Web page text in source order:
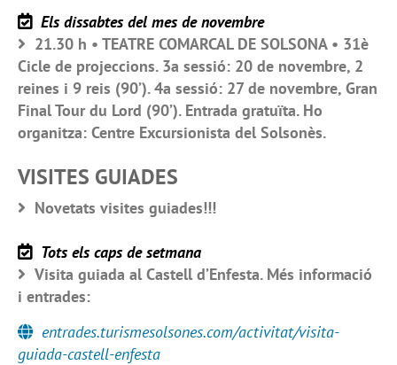
Els dissabtes del mes de novembre
21.30 h • TEATRE COMARCAL DE SOLSONA • 31è
Cicle de projeccions. 3a sessió: 20 de novembre, 2
reines i 9 reis (90’). 4a sessió: 27 de novembre, Gran
Final Tour du Lord (90’). Entrada gratuïta. Ho
organitza: Centre Excursionista del Solsonès.
VISITES GUIADES
Novetats visites guiades!!!
Tots els caps de setmana
Visita guiada al Castell d’Enfesta. Més informació
i entrades:
entrades.turismesolsones.com/activitat/visita-
guiada-castell-enfesta